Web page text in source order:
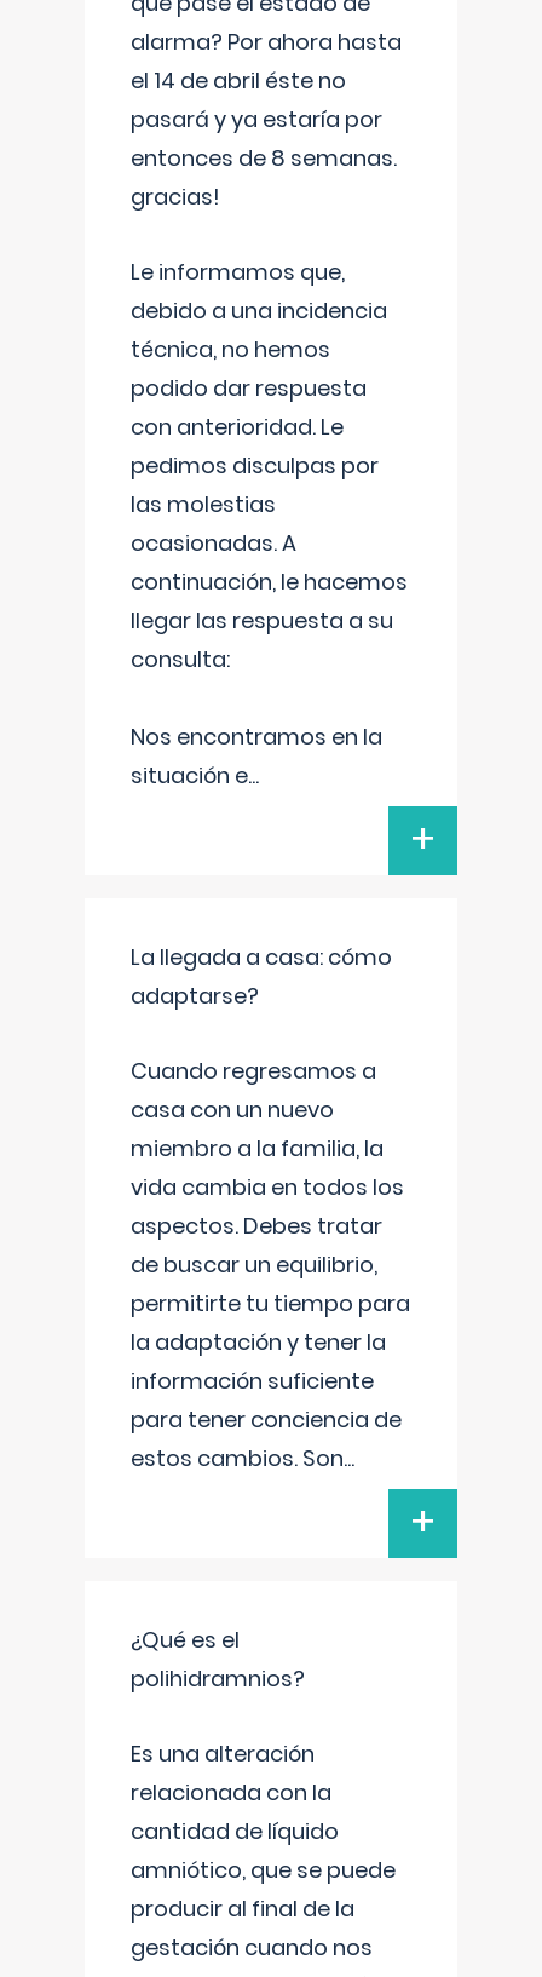
alarma? Por ahora hasta
el 14 de abril éste no
pasará y ya estaría por
entonces de 8 semanas.
gracias!
Le informamos que,
debido a una incidencia
técnica, no hemos
podido dar respuesta
con anterioridad. Le
pedimos disculpas por
las molestias
ocasionadas. A
continuación, le hacemos
llegar las respuesta a su
consulta:
Nos encontramos en la
situación e...
+
La llegada a casa: cómo
adaptarse?
Cuando regresamos a
casa con un nuevo
miembro a la familia, la
vida cambia en todos los
aspectos. Debes tratar
de buscar un equilibrio,
permitirte tu tiempo para
la adaptación y tener la
información suficiente
para tener conciencia de
estos cambios. Son...
+
¿Qué es el
polihidramnios?
Es una alteración
relacionada con la
cantidad de líquido
amniótico, que se puede
producir al final de la
gestación cuando nos